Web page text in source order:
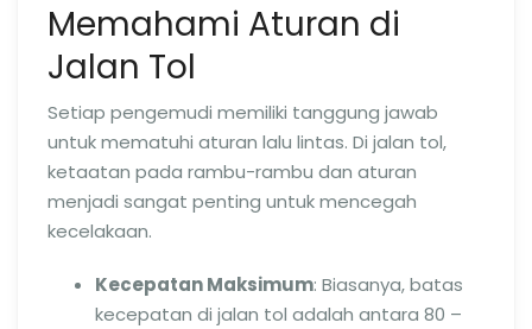
Memahami Aturan di
Jalan Tol
Setiap pengemudi memiliki tanggung jawab
untuk mematuhi aturan lalu lintas. Di jalan tol,
ketaatan pada rambu-rambu dan aturan
menjadi sangat penting untuk mencegah
kecelakaan.
Kecepatan Maksimum: Biasanya, batas
kecepatan di jalan tol adalah antara 80 –